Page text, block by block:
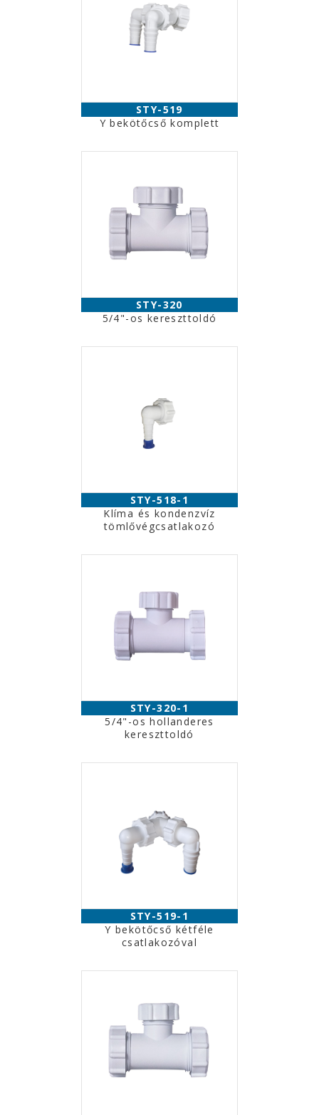
STY-519
Y bekötőcső komplett
STY-320
5/4"-os kereszttoldó
STY-518-1
Klíma és kondenzvíz
tömlővégcsatlakozó
STY-320-1
5/4"-os hollanderes
kereszttoldó
STY-519-1
Y bekötőcső kétféle
csatlakozóval